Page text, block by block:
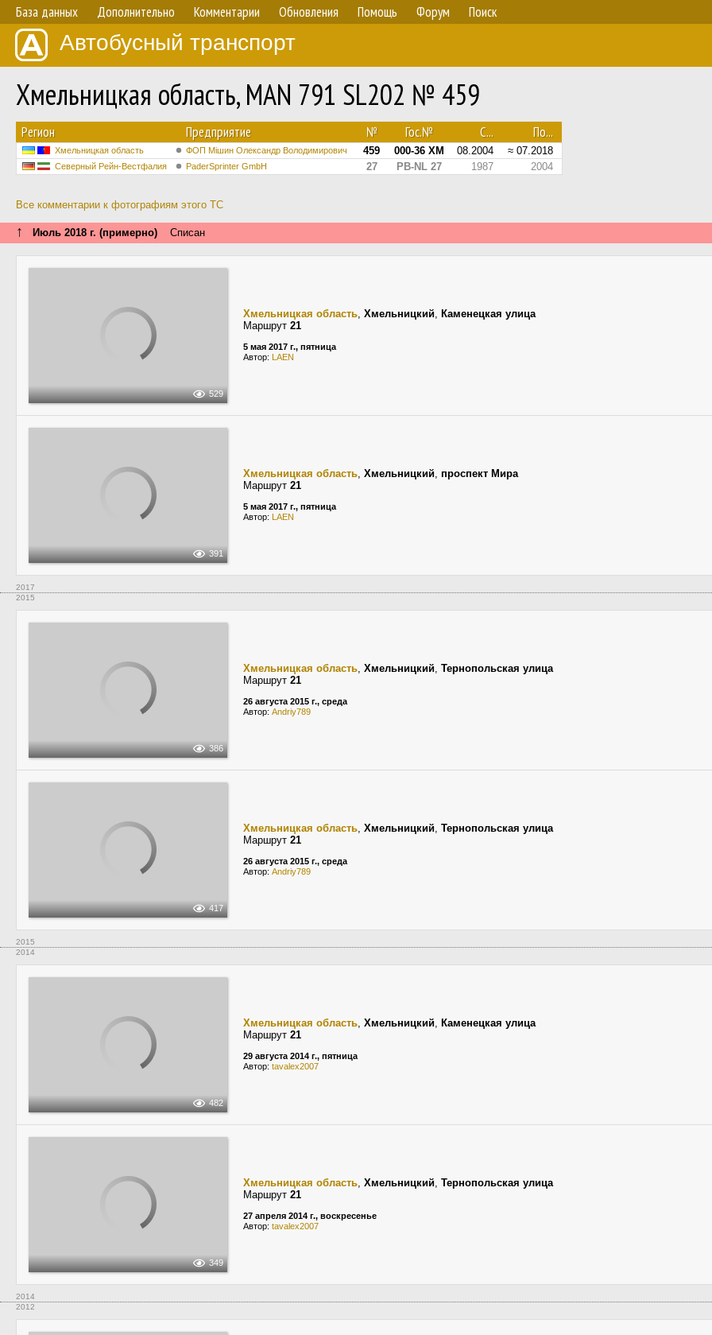
База данных Дополнительно Комментарии Обновления Помощь Форум Поиск
Автобусный транспорт
Хмельницкая область, MAN 791 SL202 № 459
Регион Предприятие № Гос.№ С... По...
Хмельницкая область ФОП Мішин Олександр Володимирович 459 000-36 ХМ 08.2004 ≈ 07.2018
Северный Рейн-Вестфалия PaderSprinter GmbH 27 PB-NL 27 1987 2004
Все комментарии к фотографиям этого ТС
↑ Июль 2018 г. (примерно) Списан
529
Хмельницкая область, Хмельницкий, Каменецкая улица
Маршрут 21
5 мая 2017 г., пятница
Автор: LAEN
391
Хмельницкая область, Хмельницкий, проспект Мира
Маршрут 21
5 мая 2017 г., пятница
Автор: LAEN
2017
2015
386
Хмельницкая область, Хмельницкий, Тернопольская улица
Маршрут 21
26 августа 2015 г., среда
Автор: Andriy789
417
Хмельницкая область, Хмельницкий, Тернопольская улица
Маршрут 21
26 августа 2015 г., среда
Автор: Andriy789
2015
2014
482
Хмельницкая область, Хмельницкий, Каменецкая улица
Маршрут 21
29 августа 2014 г., пятница
Автор: tavalex2007
349
Хмельницкая область, Хмельницкий, Тернопольская улица
Маршрут 21
27 апреля 2014 г., воскресенье
Автор: tavalex2007
2014
2012